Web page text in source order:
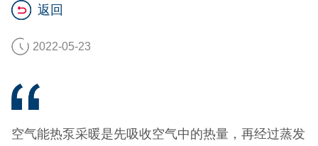
返回
2022-05-23
空气能热泵采暖是先吸收空气中的热量，再经过蒸发